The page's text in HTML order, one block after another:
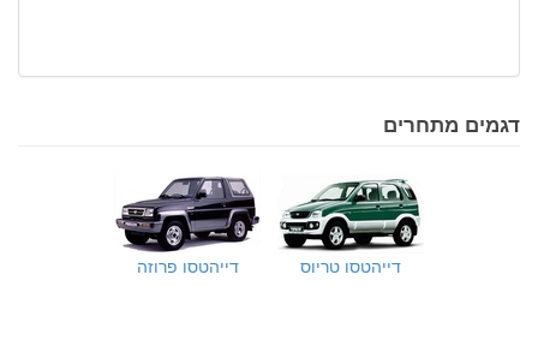
דגמים מתחרים
דייהטסו טריוס דייהטסו פרוזה